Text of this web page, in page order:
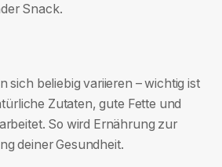
Snack.
sich beliebig variieren – wichtig ist
Zutaten, gute Fette und
So wird Ernährung zur
deiner Gesundheit.